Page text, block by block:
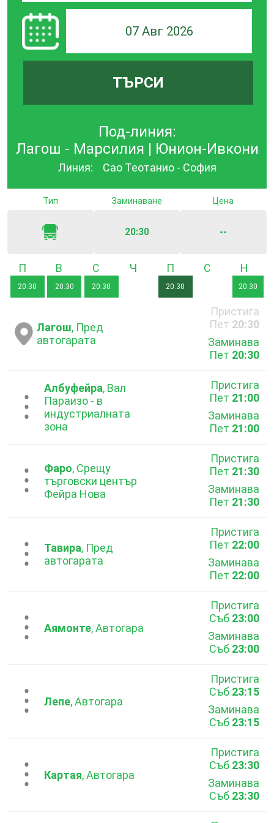
07 Авг 2026
ТЪРСИ
Под-линия:
Лагош - Марсилия | Юнион-Ивкони
Линия: Сао Теотанио - София
Тип Заминаване
20:30
Цена
--
Понеделник
20:30
Вторник
20:30 20:30
Четвъртък
20:30
Събота
20:30
Лагош, Пред
автогарата
Пристига
Пет 20:30
Заминава
Пет 20:30
...
Албуфейра, Вал
Параизо - в
индустриалната
зона
Пристига
Пет 21:00
Заминава
Пет 21:00
...
Фаро, Срещу
търговски център
Фейра Нова
Пристига
Пет 21:30
Заминава
Пет 21:30
...Тавира, Пред
автогарата
Пристига
Пет 22:00
Заминава
Пет 22:00
...Аямонте, Автогара
Пристига
Съб 23:00
Заминава
Съб 23:00
...
Лепе, Автогара
Пристига
Съб 23:15
Заминава
Съб 23:15
...Картая, Автогара
Пристига
Съб 23:30
Заминава
Съб 23:30